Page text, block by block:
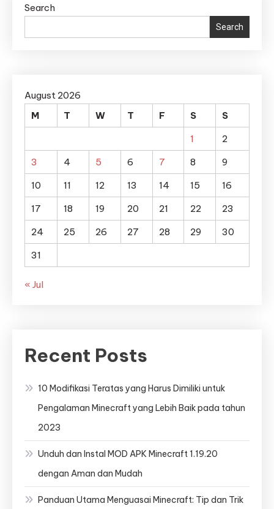
Search
Search
August 2026
M
T W T F S
S
1
2
3
4 5 6 7 8
9
10
11 12 13 14 15
16
17
18 19 20 21 22
23
24
25 26 27 28 29
30
31
« Jul
Recent Posts
10 Modifikasi Teratas yang Harus Dimiliki untuk
Pengalaman Minecraft yang Lebih Baik pada tahun
2023
Unduh dan Instal MOD APK Minecraft 1.19.20
dengan Aman dan Mudah
Panduan Utama Menguasai Minecraft: Tip dan Trik